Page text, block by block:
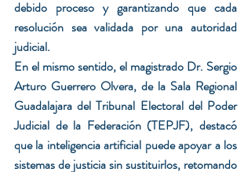
debido proceso y garantizando que cada
resolución sea validada por una autoridad
judicial.
En el mismo sentido, el magistrado Dr. Sergio
Arturo Guerrero Olvera, de la Sala Regional
Guadalajara del Tribunal Electoral del Poder
Judicial de la Federación (TEPJF), destacó
que la inteligencia artificial puede apoyar a los
sistemas de justicia sin sustituirlos, retomando